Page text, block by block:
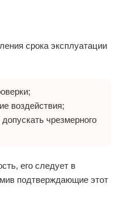
срока эксплуатации
воздействия;
чрезмерного
его следует в
подтверждающие этот